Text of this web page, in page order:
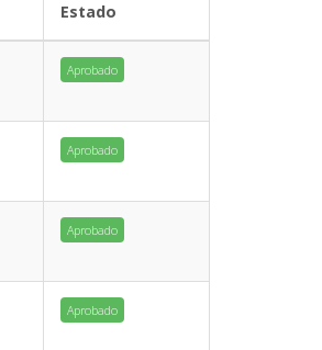
Estado
Aprobado
Aprobado
Aprobado
Aprobado